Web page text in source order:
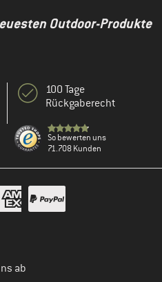
Outdoor-Produkte
100 Tage
Rückgaberecht
So bewerten uns
71.708 Kunden
ab